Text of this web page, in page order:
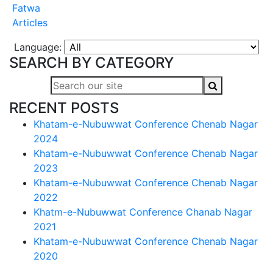
Fatwa
Articles
Language:
SEARCH BY CATEGORY
RECENT POSTS
Khatam-e-Nubuwwat Conference Chenab Nagar
2024
Khatam-e-Nubuwwat Conference Chenab Nagar
2023
Khatam-e-Nubuwwat Conference Chenab Nagar
2022
Khatm-e-Nubuwwat Conference Chanab Nagar
2021
Khatam-e-Nubuwwat Conference Chenab Nagar
2020